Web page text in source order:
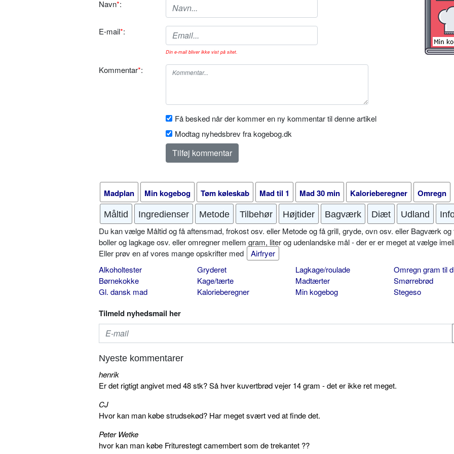
Navn*:
E-mail*:
Din e-mail bliver ikke vist på sitet.
Kommentar*:
Få besked når der kommer en ny kommentar til denne artikel
Modtag nyhedsbrev fra kogebog.dk
Madplan Min kogebog Tøm køleskab Mad til 1 Mad 30 min Kalorieberegner Omregn
Måltid Ingredienser Metode Tilbehør Højtider Bagværk Diæt Udland
Du kan vælge Måltid og få aftensmad, frokost osv. eller Metode og få grill, gryde, ovn osv. eller Bagværk og
boller og lagkage osv. eller omregner mellem gram, liter og udenlandske mål - der er er meget at vælge
Eller prøv en af vores mange opskrifter med
Airfryer
Alkoholtester
Børnekokke
Gl. dansk mad
Gryderet
Kage/tærte
Kalorieberegner
Lagkage/roulade
Madtærter
Min kogebog
Omregn gram til
Smørrebrød
Stegeso
Tilmeld nyhedsmail her
Nyeste kommentarer
henrik
Er det rigtigt angivet med 48 stk? Så hver kuvertbrød vejer 14 gram - det er ikke ret meget.
CJ
Hvor kan man købe strudsekød? Har meget svært ved at finde det.
Peter Wetke
hvor kan man købe Friturestegt camembert som de trekantet ??